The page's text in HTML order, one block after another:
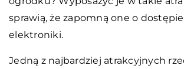
sprawią, że zapomną one o
elektroniki.
Jedną z najbardziej atrakcyjnych